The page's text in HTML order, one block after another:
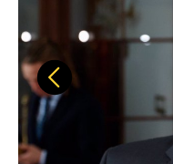
Předchozí